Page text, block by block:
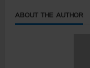
ABOUT THE AUTHOR